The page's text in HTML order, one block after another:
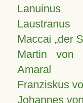
Lanuinus
Laustranus
Maccai „der
Martin von
Amaral
Franziskus
Johannes